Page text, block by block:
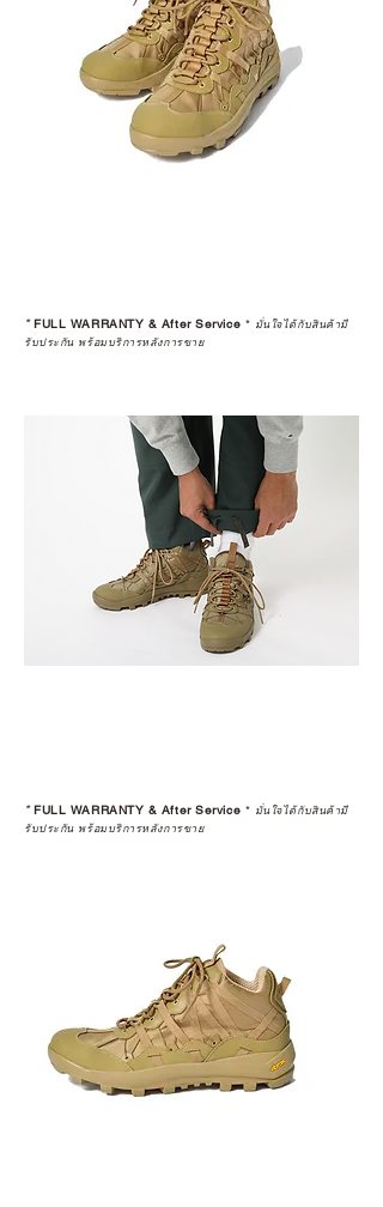
ก่อนตัดสินใจซื้อสินค้า เราอยาก
แนะนำให้คุณสอบถามทุกครั้งว่า ร้าน
ค้าที่คุณกำลังเลือกซื้อนั้น มีการรับ
ประกันสินค้าจากตัวแทนจำหน่าย
อย่างเป็นทางการหรือไม่ เพื่อให้คุณ
ในอุปกรณ์ที่คุณรัก มีคุณค่าอย่าง
ตัวแทนจำหน่ายที่ได้รับการแต่งตั้ง
เพื่อให้คุณได้รับทั้งสินค้า และ
ประสบการณ์ที่สมบูรณ์แบบในระยะ
อ่านต่อเรื่องการรับประกันสินค้าได้
https://www.campstudio.co.th/
*FULL WARRANTY & After Service * มั่นใจได้กับสินค้ามี
รับประกัน พร้อมบริการหลังการขาย
*FULL WARRANTY & After Service * มั่นใจได้กับสินค้ามี
รับประกัน พร้อมบริการหลังการขาย